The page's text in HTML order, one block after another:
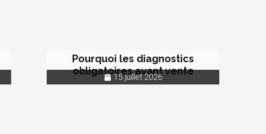
Pourquoi les diagnostics
obligatoires avant vente
15 juillet 2026